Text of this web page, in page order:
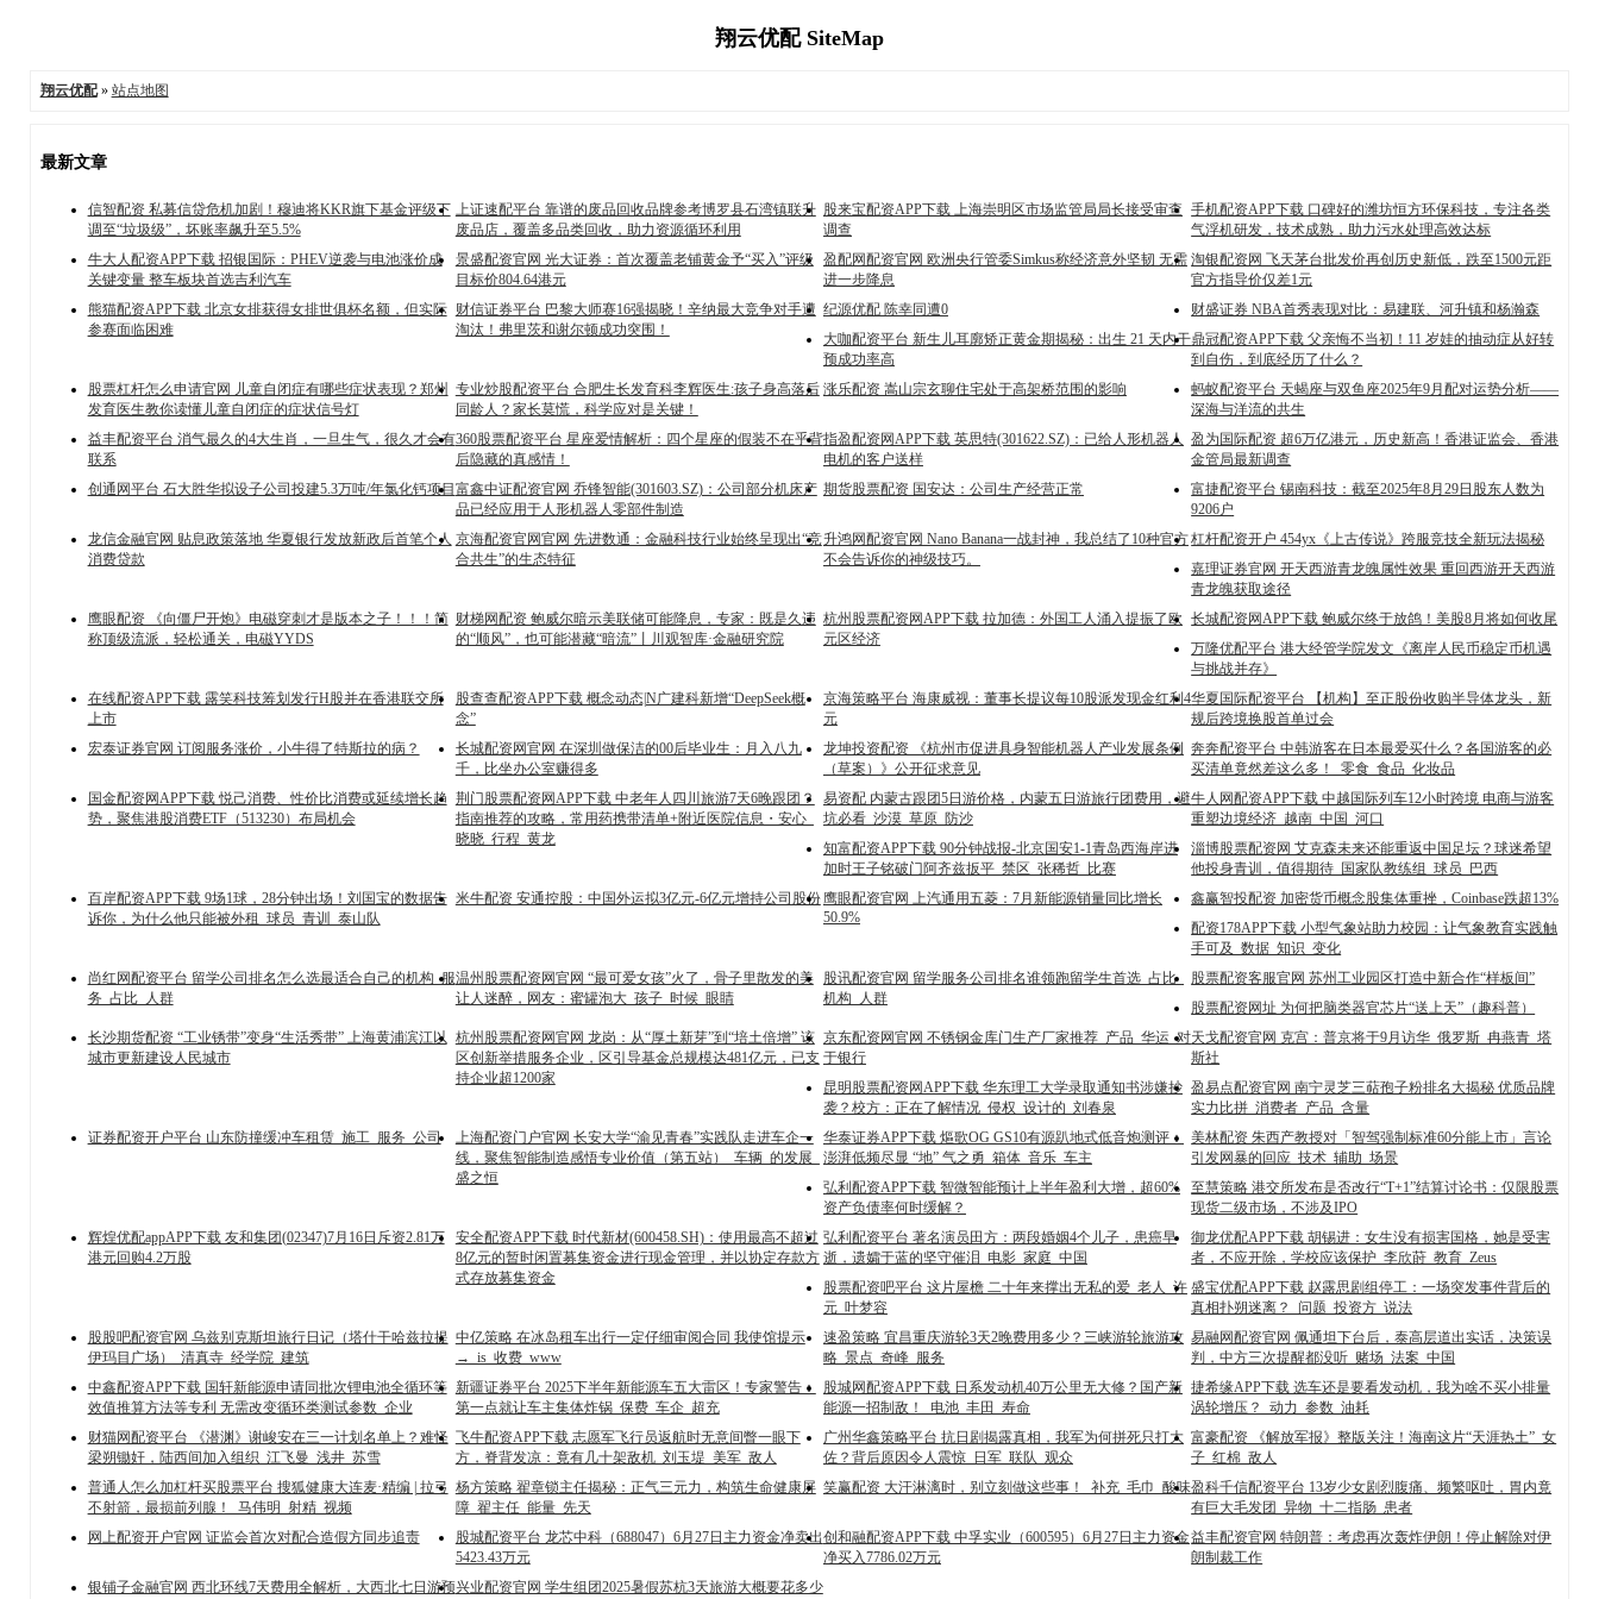
翔云优配 SiteMap
翔云优配» 站点地图
最新文章
信智配资 私募信贷危机加剧！穆迪将KKR旗下基金评级下
调至“垃圾级”，坏账率飙升至5.5%
上证速配平台 靠谱的废品回收品牌参考博罗县石湾镇联升
废品店，覆盖多品类回收，助力资源循环利用
股来宝配资APP下载 上海崇明区市场监管局局长接受审查
调查
手机配资APP下载 口碑好的潍坊恒方环保科技，专注各类
气浮机研发，技术成熟，助力污水处理高效达标
牛大人配资APP下载 招银国际：PHEV逆袭与电池涨价成
关键变量 整车板块首选吉利汽车
景盛配资官网 光大证券：首次覆盖老铺黄金予“买入”评级
目标价804.64港元
盈配网配资官网 欧洲央行管委Simkus称经济意外坚韧 无需
进一步降息
淘银配资网 飞天茅台批发价再创历史新低，跌至1500元距
官方指导价仅差1元
熊猫配资APP下载 北京女排获得女排世俱杯名额，但实际
参赛面临困难
财信证券平台 巴黎大师赛16强揭晓！辛纳最大竞争对手遭
淘汰！弗里茨和谢尔顿成功突围！
纪源优配 陈幸同遭0
财盛证券 NBA首秀表现对比：易建联、河升镇和杨瀚森
大咖配资平台 新生儿耳廓矫正黄金期揭秘：出生 21 天内干
预成功率高
鼎冠配资APP下载 父亲悔不当初！11 岁娃的抽动症从好转
到自伤，到底经历了什么？
股票杠杆怎么申请官网 儿童自闭症有哪些症状表现？郑州
发育医生教你读懂儿童自闭症的症状信号灯
专业炒股配资平台 合肥生长发育科李辉医生:孩子身高落后
同龄人？家长莫慌，科学应对是关键！
涨乐配资 嵩山宗玄聊住宅处于高架桥范围的影响
蚂蚁配资平台 天蝎座与双鱼座2025年9月配对运势分析——
深海与洋流的共生
益丰配资平台 消气最久的4大生肖，一旦生气，很久才会有
联系
360股票配资平台 星座爱情解析：四个星座的假装不在乎背
后隐藏的真感情！
指盈配资网APP下载 英思特(301622.SZ)：已给人形机器人
电机的客户送样
盈为国际配资 超6万亿港元，历史新高！香港证监会、香港
金管局最新调查
创通网平台 石大胜华拟设子公司投建5.3万吨/年氯化钙项目 富鑫中证配资官网 乔锋智能(301603.SZ)：公司部分机床产
品已经应用于人形机器人零部件制造
期货股票配资 国安达：公司生产经营正常
富捷配资平台 锡南科技：截至2025年8月29日股东人数为
9206户
龙信金融官网 贴息政策落地 华夏银行发放新政后首笔个人
消费贷款
京海配资官网官网 先进数通：金融科技行业始终呈现出“竞
合共生”的生态特征
升鸿网配资官网 Nano Banana一战封神，我总结了10种官方
不会告诉你的神级技巧。
杠杆配资开户 454yx《上古传说》跨服竞技全新玩法揭秘
嘉理证券官网 开天西游青龙魄属性效果 重回西游开天西游
青龙魄获取途径
鹰眼配资 《向僵尸开炮》电磁穿刺才是版本之子！！！简
称顶级流派，轻松通关，电磁YYDS
财梯网配资 鲍威尔暗示美联储可能降息，专家：既是久违
的“顺风”，也可能潜藏“暗流”丨川观智库·金融研究院
杭州股票配资网APP下载 拉加德：外国工人涌入提振了欧
元区经济
长城配资网APP下载 鲍威尔终于放鸽！美股8月将如何收尾
万隆优配平台 港大经管学院发文《离岸人民币稳定币机遇
与挑战并存》
在线配资APP下载 露笑科技筹划发行H股并在香港联交所
上市
股查查配资APP下载 概念动态|N广建科新增“DeepSeek概
念”
京海策略平台 海康威视：董事长提议每10股派发现金红利4
元
华夏国际配资平台 【机构】至正股份收购半导体龙头，新
规后跨境换股首单过会
宏泰证券官网 订阅服务涨价，小牛得了特斯拉的病？
长城配资网官网 在深圳做保洁的00后毕业生：月入八九
千，比坐办公室赚得多
龙坤投资配资 《杭州市促进具身智能机器人产业发展条例
（草案）》公开征求意见
奔奔配资平台 中韩游客在日本最爱买什么？各国游客的必
买清单竟然差这么多！_零食_食品_化妆品
国金配资网APP下载 悦己消费、性价比消费或延续增长趋
势，聚焦港股消费ETF（513230）布局机会
荆门股票配资网APP下载 中老年人四川旅游7天6晚跟团？
指南推荐的攻略，常用药携带清单+附近医院信息・安心_
晓晓_行程_黄龙
易资配 内蒙古跟团5日游价格，内蒙五日游旅行团费用，避
坑必看_沙漠_草原_防沙
牛人网配资APP下载 中越国际列车12小时跨境 电商与游客
重塑边境经济_越南_中国_河口
知富配资APP下载 90分钟战报-北京国安1-1青岛西海岸进
加时王子铭破门阿齐兹扳平_禁区_张稀哲_比赛
淄博股票配资网 艾克森未来还能重返中国足坛？球迷希望
他投身青训，值得期待_国家队教练组_球员_巴西
百岸配资APP下载 9场1球，28分钟出场！刘国宝的数据告
诉你，为什么他只能被外租_球员_青训_泰山队
米牛配资 安通控股：中国外运拟3亿元-6亿元增持公司股份鹰眼配资官网 上汽通用五菱：7月新能源销量同比增长
50.9%
鑫赢智投配资 加密货币概念股集体重挫，Coinbase跌超13%
配资178APP下载 小型气象站助力校园：让气象教育实践触
手可及_数据_知识_变化
尚红网配资平台 留学公司排名怎么选最适合自己的机构_服
务_占比_人群
温州股票配资网官网 “最可爱女孩”火了，骨子里散发的美
让人迷醉，网友：蜜罐泡大_孩子_时候_眼睛
股讯配资官网 留学服务公司排名谁领跑留学生首选_占比_
机构_人群
股票配资客服官网 苏州工业园区打造中新合作“样板间”
股票配资网址 为何把脑类器官芯片“送上天”（趣科普）
长沙期货配资 “工业锈带”变身“生活秀带” 上海黄浦滨江以
城市更新建设人民城市
杭州股票配资网官网 龙岗：从“厚土新芽”到“培土倍增” 该
区创新举措服务企业，区引导基金总规模达481亿元，已支
持企业超1200家
京东配资网官网 不锈钢金库门生产厂家推荐_产品_华运_对
于银行
天戈配资官网 克宫：普京将于9月访华_俄罗斯_冉燕青_塔
斯社
昆明股票配资网APP下载 华东理工大学录取通知书涉嫌抄
袭？校方：正在了解情况_侵权_设计的_刘春泉
盈易点配资官网 南宁灵芝三萜孢子粉排名大揭秘 优质品牌
实力比拼_消费者_产品_含量
证券配资开户平台 山东防撞缓冲车租赁_施工_服务_公司
上海配资门户官网 长安大学“渝见青春”实践队走进车企一
线，聚焦智能制造感悟专业价值（第五站）_车辆_的发展_
盛之恒
华泰证券APP下载 熰歌OG GS10有源趴地式低音炮测评：
澎湃低频尽显 “地” 气之勇_箱体_音乐_车主
美林配资 朱西产教授对「智驾强制标准60分能上市」言论
引发网暴的回应_技术_辅助_场景
弘利配资APP下载 智微智能预计上半年盈利大增，超60%
资产负债率何时缓解？
至慧策略 港交所发布是否改行“T+1”结算讨论书：仅限股票
现货二级市场，不涉及IPO
辉煌优配appAPP下载 友和集团(02347)7月16日斥资2.81万
港元回购4.2万股
安全配资APP下载 时代新材(600458.SH)：使用最高不超过
8亿元的暂时闲置募集资金进行现金管理，并以协定存款方
式存放募集资金
弘利配资平台 著名演员田方：两段婚姻4个儿子，患癌早
逝，遗孀于蓝的坚守催泪_电影_家庭_中国
御龙优配APP下载 胡锡进：女生没有损害国格，她是受害
者，不应开除，学校应该保护_李欣莳_教育_Zeus
股票配资吧平台 这片屋檐 二十年来撑出无私的爱_老人_许
元_叶梦容
盛宝优配APP下载 赵露思剧组停工：一场突发事件背后的
真相扑朔迷离？_问题_投资方_说法
股股吧配资官网 乌兹别克斯坦旅行日记（塔什干哈兹拉提
伊玛目广场）_清真寺_经学院_建筑
中亿策略 在冰岛租车出行一定仔细审阅合同 我使馆提示
→_is_收费_www
速盈策略 宜昌重庆游轮3天2晚费用多少？三峡游轮旅游攻
略_景点_奇峰_服务
易融网配资官网 佩通坦下台后，泰高层道出实话，决策误
判，中方三次提醒都没听_赌场_法案_中国
中鑫配资APP下载 国轩新能源申请同批次锂电池全循环等
效值推算方法等专利 无需改变循环类测试参数_企业
新疆证券平台 2025下半年新能源车五大雷区！专家警告：
第一点就让车主集体炸锅_保费_车企_超充
股城网配资APP下载 日系发动机40万公里无大修？国产新
能源一招制敌！_电池_丰田_寿命
捷希缘APP下载 选车还是要看发动机，我为啥不买小排量
涡轮增压？_动力_参数_油耗
财猫网配资平台 《潜渊》谢峻安在三一计划名单上？难怪
梁朔锄奸，陆西间加入组织_江飞曼_浅井_苏雪
飞牛配资APP下载 志愿军飞行员返航时无意间瞥一眼下
方，脊背发凉：竟有几十架敌机_刘玉堤_美军_敌人
广州华鑫策略平台 抗日剧揭露真相，我军为何拼死只打大
佐？背后原因令人震惊_日军_联队_观众
富豪配资 《解放军报》整版关注！海南这片“天涯热土”_女
子_红棉_敌人
普通人怎么加杠杆买股票平台 搜狐健康大连麦·精编 | 拉弓
不射箭，最损前列腺！_马伟明_射精_视频
杨方策略 翟章锁主任揭秘：正气三元力，构筑生命健康屏
障_翟主任_能量_先天
笑赢配资 大汗淋漓时，别立刻做这些事！_补充_毛巾_酸味盈科千信配资平台 13岁少女剧烈腹痛、频繁呕吐，胃内竟
有巨大毛发团_异物_十二指肠_患者
网上配资开户官网 证监会首次对配合造假方同步追责
股城配资平台 龙芯中科（688047）6月27日主力资金净卖出
5423.43万元
创和融配资APP下载 中孚实业（600595）6月27日主力资金
净买入7786.02万元
益丰配资官网 特朗普：考虑再次轰炸伊朗！停止解除对伊
朗制裁工作
银铺子金融官网 西北环线7天费用全解析，大西北七日游预兴业配资官网 学生组团2025暑假苏杭3天旅游大概要花多少